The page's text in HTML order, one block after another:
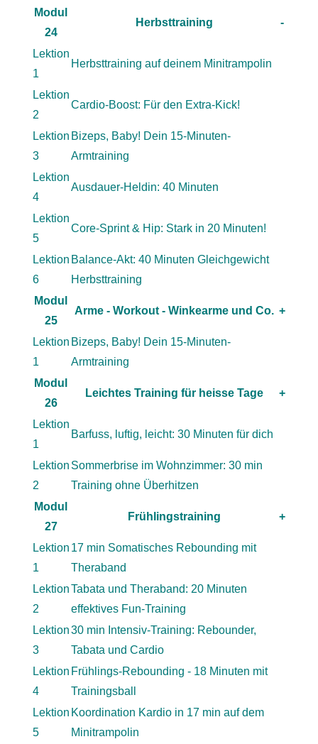
Modul
24
Herbsttraining -
Lektion
1
Herbsttraining auf deinem Minitrampolin
Lektion
2
Cardio-Boost: Für den Extra-Kick!
Lektion
3
Bizeps, Baby! Dein 15-Minuten-
Armtraining
Lektion
4
Ausdauer-Heldin: 40 Minuten
Lektion
5
Core-Sprint & Hip: Stark in 20 Minuten!
Lektion
6
Balance-Akt: 40 Minuten Gleichgewicht
Herbsttraining
Modul
25
Arme - Workout - Winkearme und Co. +
Lektion
1
Bizeps, Baby! Dein 15-Minuten-
Armtraining
Modul
26
Leichtes Training für heisse Tage +
Lektion
1
Barfuss, luftig, leicht: 30 Minuten für dich
Lektion
2
Sommerbrise im Wohnzimmer: 30 min
Training ohne Überhitzen
Modul
27
Frühlingstraining +
Lektion
1
17 min Somatisches Rebounding mit
Theraband
Lektion
2
Tabata und Theraband: 20 Minuten
effektives Fun-Training
Lektion
3
30 min Intensiv-Training: Rebounder,
Tabata und Cardio
Lektion
4
Frühlings-Rebounding - 18 Minuten mit
Trainingsball
Lektion
5
Koordination Kardio in 17 min auf dem
Minitrampolin